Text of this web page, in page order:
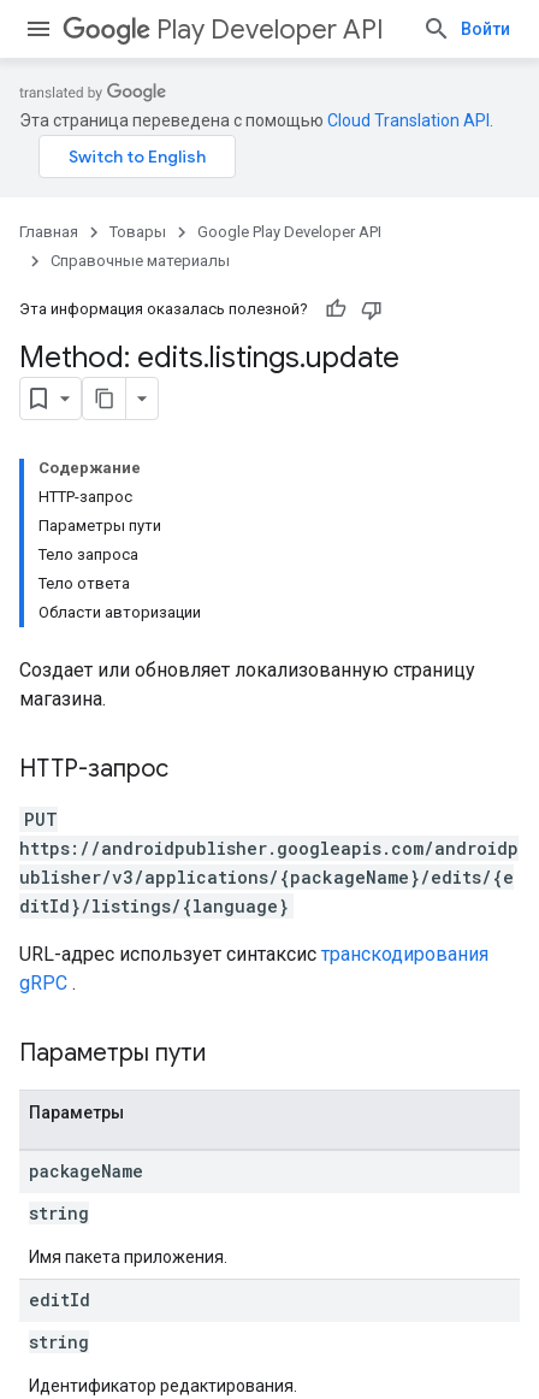
Play Developer API Войти
Эта страница переведена с помощью Cloud Translation API
Главная Товары
Google Play Developer API
Справочные материалы
Эта информация оказалась полезной?
Method: edits.listings.update
Содержание
HTTP-запрос
Параметры пути
Тело запроса
Тело ответа
Области авторизации
Создает или обновляет локализованную страницу
магазина.
HTTP-запрос
PUT
https://androidpublisher.googleapis.com/androidp
ublisher/v3/applications/{packageName}/edits/{e
ditId}/listings/{language}
URL-адрес использует синтаксис транскодирования
gRPC .
Параметры пути
Параметры
packageName
string
Имя пакета приложения.
editId
string
Идентификатор редактирования.